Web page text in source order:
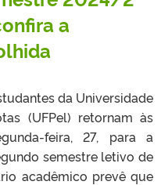
a
da Universidade
(UFPel) retornam às
feira, 27, para a
semestre letivo de
acadêmico prevê que